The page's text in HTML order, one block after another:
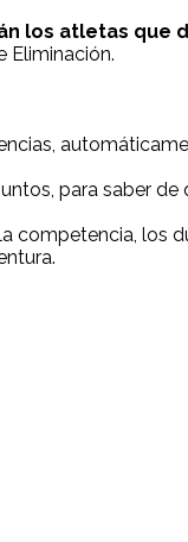
los atletas que
Eliminación.
para saber de
competencia, los